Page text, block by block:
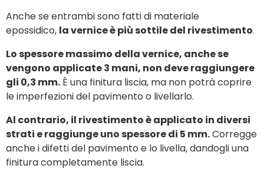
Anche se entrambi sono fatti di materiale
epossidico, la vernice è più sottile del rivestimento.
Lo spessore massimo della vernice, anche se
vengono applicate 3 mani, non deve raggiungere
gli 0,3 mm. È una finitura liscia, ma non potrà coprire
le imperfezioni del pavimento o livellarlo.
Al contrario, il rivestimento è applicato in diversi
strati e raggiunge uno spessore di 5 mm.Corregge
anche i difetti del pavimento e lo livella, dandogli una
finitura completamente liscia.